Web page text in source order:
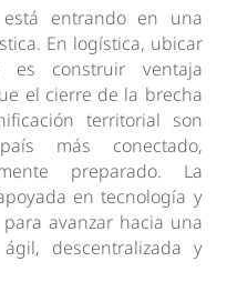
entrando en una
En logística, ubicar
construir ventaja
el cierre de la brecha
territorial son
más conectado,
preparado. La
en tecnología y
avanzar hacia una
descentralizada y